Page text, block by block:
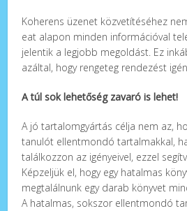
Koherens üzenet közvetítéséhez
eat alapon minden információval
jelentik a legjobb megoldást. Ez
azáltal, hogy rengeteg rendezést
A túl sok lehetőség zavaró is lehet!
A jó tartalomgyártás célja nem az,
tanulót ellentmondó tartalmakkal,
találkozzon az igényeivel, ezzel
Képzeljük el, hogy egy hatalmas
megtalálnunk egy darab könyvet
A hatalmas, sokszor ellentmondó